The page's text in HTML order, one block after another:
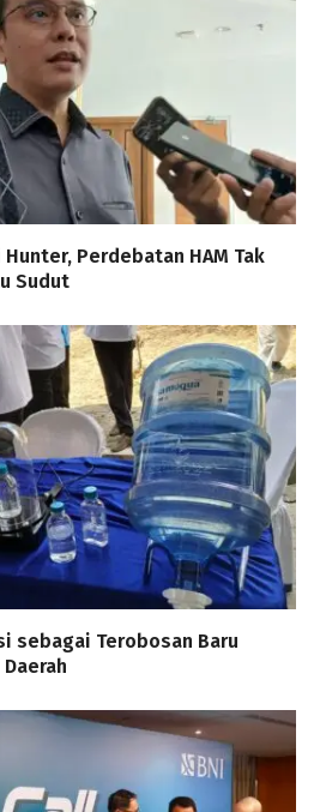
Perdebatan HAM Tak
Sudut
sebagai Terobosan Baru